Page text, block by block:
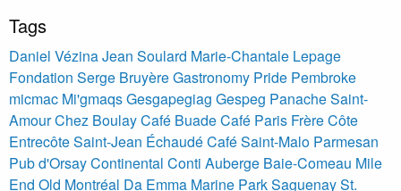
Tags
Daniel VézinaJean Soulard Marie-Chantale Lepage
Fondation Serge BruyèreGastronomy Pride Pembroke
micmac Mi'gmaqs Gesgapegiag Gespeg Panache Saint-
Amour Chez Boulay Café Buade Café Paris Frère Côte
Entrecôte Saint-Jean Échaudé Café Saint-Malo Parmesan
Pub d'Orsay Continental Conti Auberge Baie-Comeau Mile
End Old Montréal Da Emma Marine Park Saguenay St.